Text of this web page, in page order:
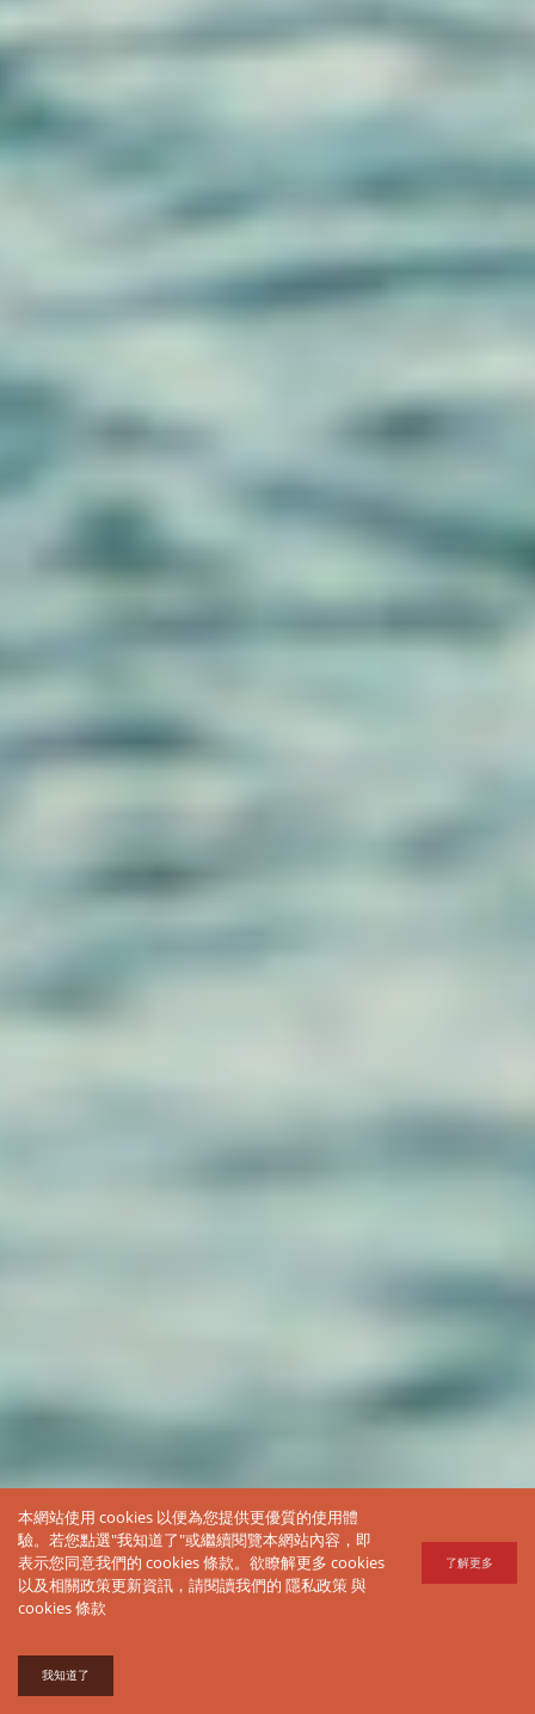
本網站使用 cookies 以便為您提供更優質的使用體
驗。若您點選"我知道了"或繼續閱覽本網站內容，即
表示您同意我們的 cookies 條款。欲瞭解更多 cookies
以及相關政策更新資訊，請閱讀我們的 隱私政策與
cookies 條款
了解更多
我知道了